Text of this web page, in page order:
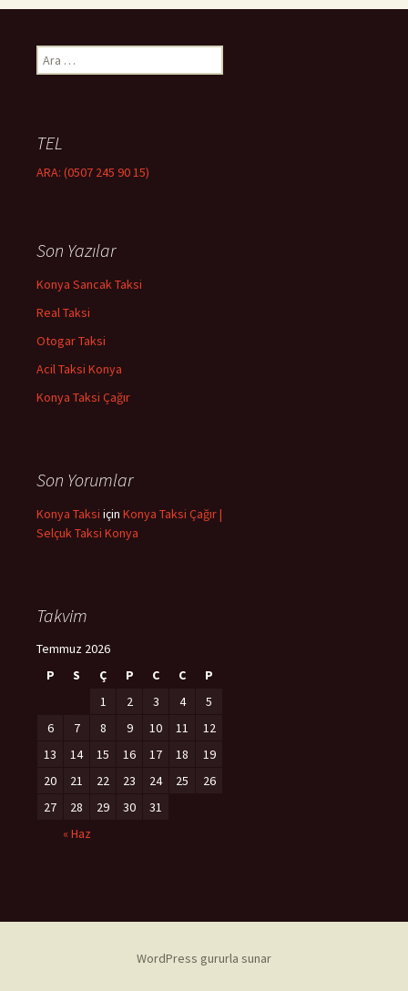
r
TEL
ARA: (0507 245 90 15)
Son Yazılar
Konya Sancak Taksi
Real Taksi
Otogar Taksi
Acil Taksi Konya
Konya Taksi Çağır
Son Yorumlar
Konya Taksi için Konya Taksi Çağır |
Selçuk Taksi Konya
Takvim
Temmuz 2026
P
S Ç P C C P
« Haz
1 2 3 4
5
6
7 8 9 10 11
12
13
14 15 16 17 18
19
20
21 22 23 24 25
26
27
28 29 30 31
WordPress gururla sunar